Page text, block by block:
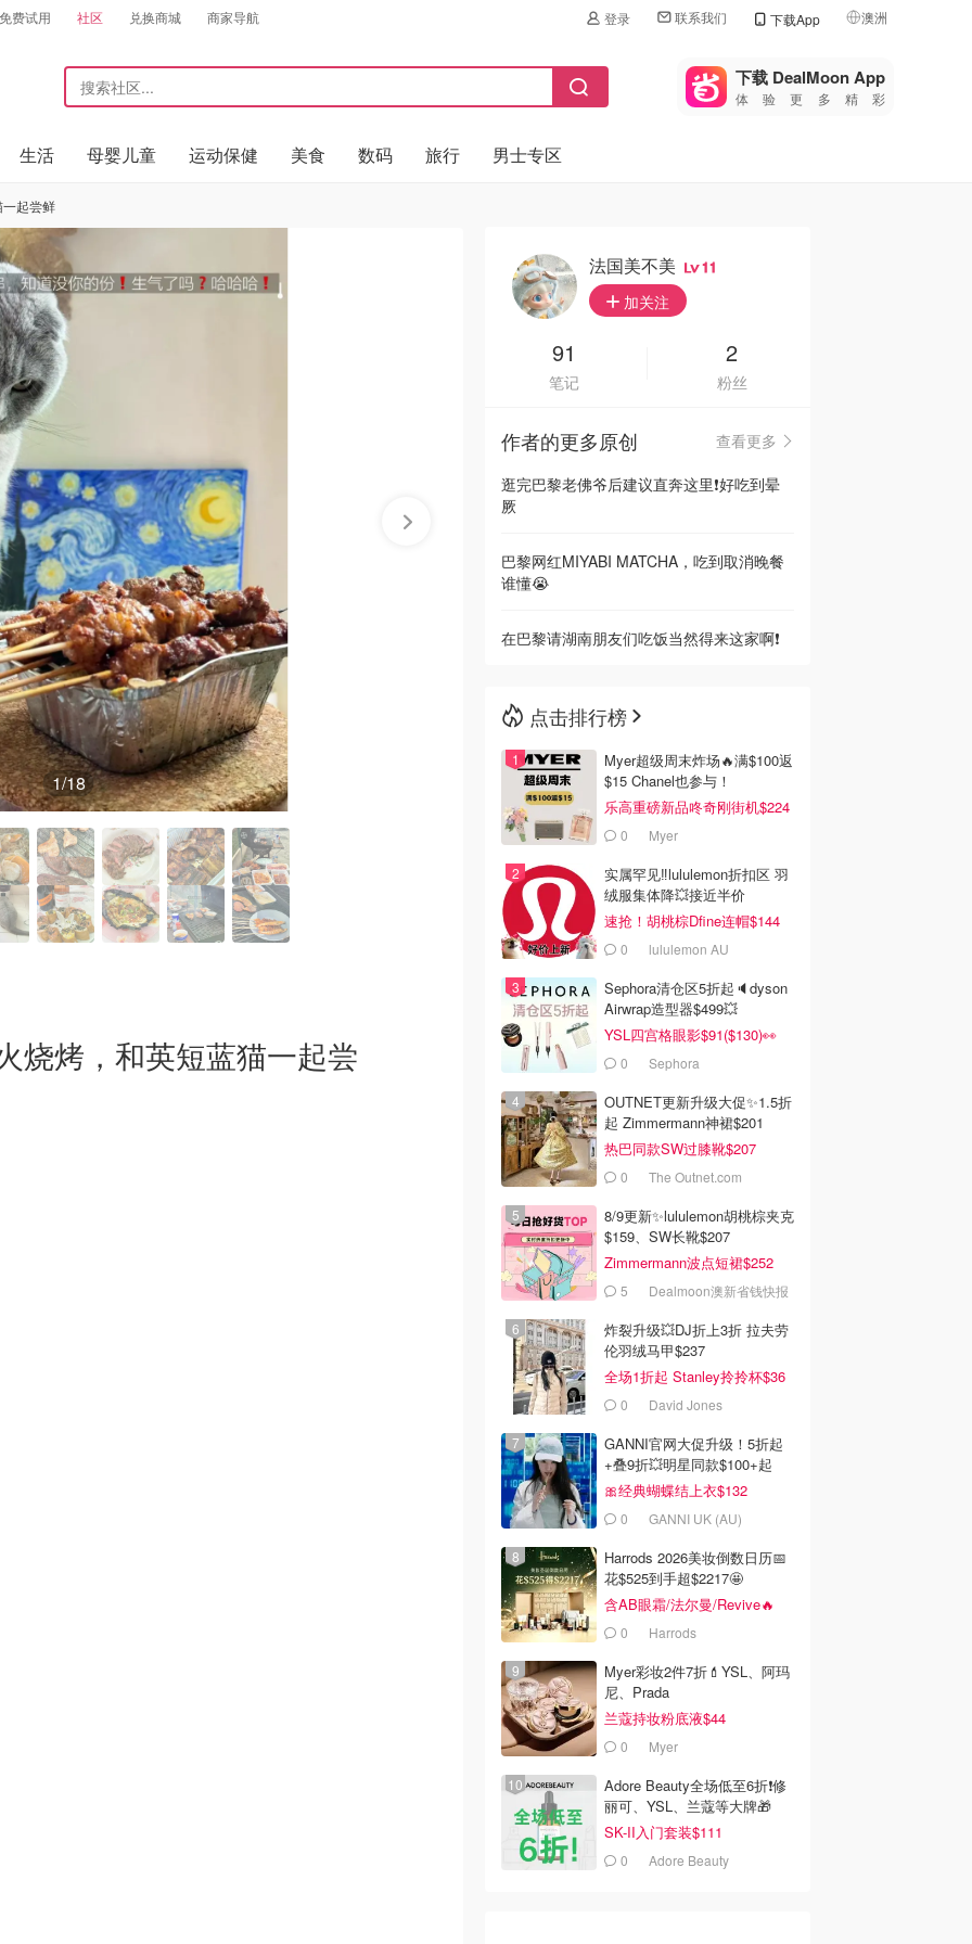
免费试用 社区 兑换商城 商家导航 登录 联系我们 下载App 澳洲
🇺🇸
🇨🇳 中国
🇦🇺
🇳🇿新西兰
下载 DealMoon App
体验更多精彩
生活 母婴儿童 运动保健 美食 数码 旅行 男士专区
起尝鲜
1/18
烧烤，和英短蓝猫一起尝
法国美不美 11
加关注
91
笔记
2
粉丝
作者的更多原创
查看更多
逛完巴黎老佛爷后建议直奔这里❗️好吃到晕
厥
巴黎网红MIYABI MATCHA，吃到取消晚餐
谁懂😭
在巴黎请湖南朋友们吃饭当然得来这家啊❗️
点击排行榜
Myer超级周末炸场🔥满$100返
$15 Chanel也参与！
乐高重磅新品咚奇刚街机$224
0 Myer
实属罕见‼️lululemon折扣区 羽
绒服集体降💥接近半价
速抢！胡桃棕Dfine连帽$144
0 lululemon AU
Sephora清仓区5折起🔈dyson
Airwrap造型器$499💥
YSL四宫格眼影$91($130)👀
0 Sephora
OUTNET更新升级大促✨1.5折
起 Zimmermann神裙$201
热巴同款SW过膝靴$207
0 The Outnet.com
8/9更新✨lululemon胡桃棕夹克
$159、SW长靴$207
Zimmermann波点短裙$252
5 Dealmoon澳新省钱快报
炸裂升级💥DJ折上3折 拉夫劳
伦羽绒马甲$237
全场1折起 Stanley拎拎杯$36
0 David Jones
GANNI官网大促升级！5折起
+叠9折💥明星同款$100+起
🎀经典蝴蝶结上衣$132
0 GANNI UK (AU)
Harrods 2026美妆倒数日历📅
花$525到手超$2217🤩
含AB眼霜/法尔曼/Revive🔥
0 Harrods
Myer彩妆2件7折💄YSL、阿玛
尼、Prada
兰蔻持妆粉底液$44
0 Myer
Adore Beauty全场低至6折❗修
丽可、YSL、兰蔻等大牌🎁
SK-II入门套装$111
0 Adore Beauty